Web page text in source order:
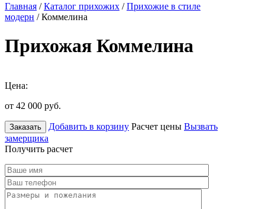
Главная /Каталог прихожих /Прихожие в стиле
модерн / Коммелина
Прихожая Коммелина
Цена:
от 42 000 руб.
Заказать Добавить в корзину Расчет цены Вызвать
замерщика
Получить расчет